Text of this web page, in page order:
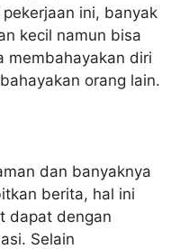
ini, banyak
kecil namun bisa
membahayakan diri
orang lain.
dan banyaknya
berita, hal ini
dapat dengan
Selain